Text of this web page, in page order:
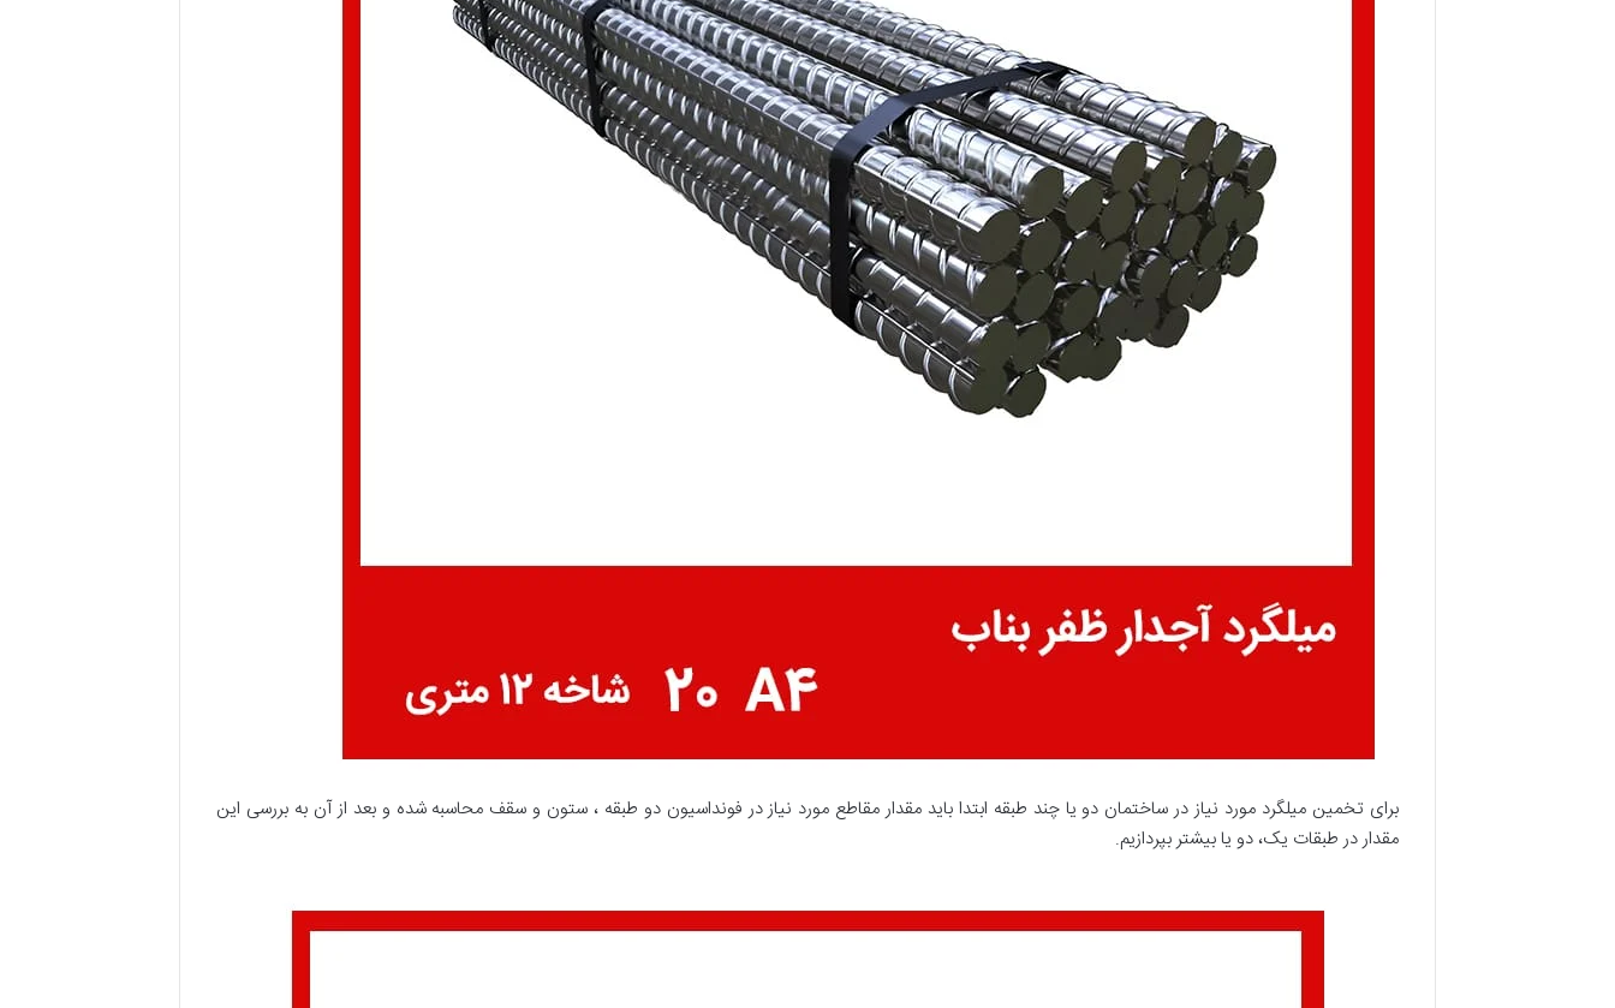
برای تخمین میلگرد مورد نیاز در ساختمان دو یا چند طبقه ابتدا باید مقدار مقاطع مورد نیاز در فونداسیون دو طبقه ، ستون و سقف محاسبه شده و بعد از آن به بررسی این
مقدار در طبقات یک، دو یا بیشتر بپردازیم.